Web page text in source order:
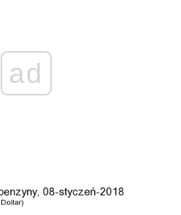
ad